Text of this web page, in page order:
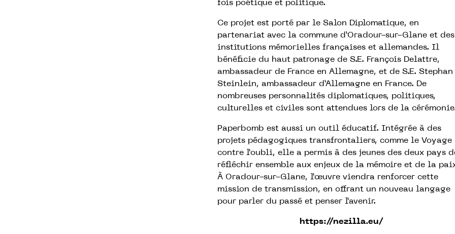
fois poétique et politique.
Ce projet est porté par le Salon Diplomatique, en
partenariat avec la commune d’Oradour-sur-Glane et des
institutions mémorielles françaises et allemandes. Il
bénéficie du haut patronage de S.E. François Delattre,
ambassadeur de France en Allemagne, et de S.E. Stephan
Steinlein, ambassadeur d’Allemagne en France. De
nombreuses personnalités diplomatiques, politiques,
culturelles et civiles sont attendues lors de la
Paperbomb est aussi un outil éducatif. Intégrée à des
projets pédagogiques transfrontaliers, comme le Voyage
contre l’oubli, elle a permis à des jeunes des deux pays
réfléchir ensemble aux enjeux de la mémoire et de la
À Oradour-sur-Glane, l’œuvre viendra renforcer cette
mission de transmission, en offrant un nouveau langage
pour parler du passé et penser l’avenir.
https://nezilla.eu/